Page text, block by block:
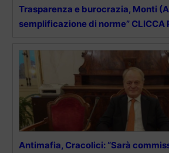
Trasparenza e burocrazia, Monti
semplificazione di norme” CLICCA
Antimafia, Cracolici: “Sarà